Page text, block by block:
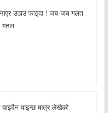
उठाउ फाइदा ! जब-जब गलत
गतल
पाइन्छ मात्र लेखेको